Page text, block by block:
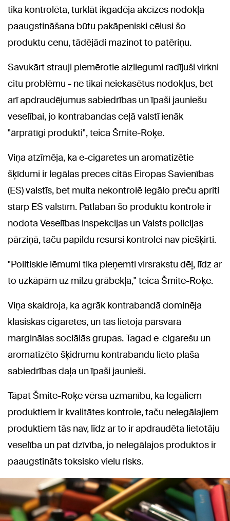
tika kontrolēta, turklāt ikgadēja akcīzes nodokļa
paaugstināšana būtu pakāpeniski cēlusi šo
produktu cenu, tādējādi mazinot to patēriņu.
Savukārt strauji piemērotie aizliegumi radījuši virkni
citu problēmu - ne tikai neiekasētus nodokļus, bet
arī apdraudējumus sabiedrības un īpaši jauniešu
veselībai, jo kontrabandas ceļā valstī ienāk
"ārprātīgi produkti", teica Šmite-Roķe.
Viņa atzīmēja, ka e-cigaretes un aromatizētie
šķīdumi ir legālas preces citās Eiropas Savienības
(ES) valstīs, bet muita nekontrolē legālo preču apriti
starp ES valstīm. Patlaban šo produktu kontrole ir
nodota Veselības inspekcijas un Valsts policijas
pārziņā, taču papildu resursi kontrolei nav piešķirti.
"Politiskie lēmumi tika pieņemti virsrakstu dēļ, līdz ar
to uzkāpām uz milzu grābekļa," teica Šmite-Roķe.
Viņa skaidroja, ka agrāk kontrabandā dominēja
klasiskās cigaretes, un tās lietoja pārsvarā
marginālas sociālās grupas. Tagad e-cigarešu un
aromatizēto šķidrumu kontrabandu lieto plaša
sabiedrības daļa un īpaši jaunieši.
Tāpat Šmite-Roķe vērsa uzmanību, ka legāliem
produktiem ir kvalitātes kontrole, taču nelegālajiem
produktiem tās nav, līdz ar to ir apdraudēta lietotāju
veselība un pat dzīvība, jo nelegālajos produktos ir
paaugstināts toksisko vielu risks.